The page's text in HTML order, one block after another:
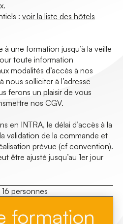
: voir la liste des hôtels
une formation jusqu’à la veille
toute information
modalités d’accès à nos
nous solliciter à l’adresse
ferons un plaisir de vous
nos CGV.
en INTRA, le délai d’accès à la
validation de la commande et
prévue (cf convention).
être ajusté jusqu’au 1er jour
16 personnes
formation